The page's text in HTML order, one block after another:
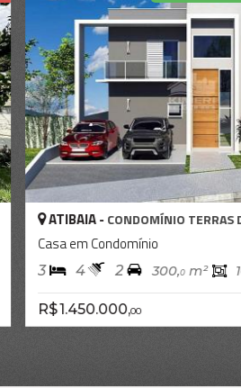
ATIBAIA -CONDOMÍNIO TERRAS
Casa em Condomínio
3 4 2 300,0m²
R$ 1.450.000,00